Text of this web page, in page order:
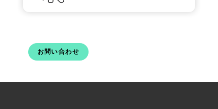
お問い合わせ